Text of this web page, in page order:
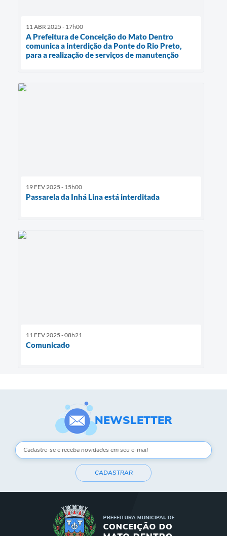
11 ABR 2025 - 17h00
A Prefeitura de Conceição do Mato Dentro
comunica a interdição da Ponte do Rio Preto,
para a realização de serviços de manutenção
19 FEV 2025 - 15h00
Passarela da Inhá Lina está interditada
11 FEV 2025 - 08h21
Comunicado
NEWSLETTER
CADASTRAR